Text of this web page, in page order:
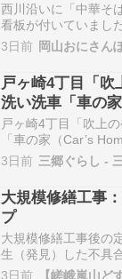
西川沿いに「中華そ
看板が付いていまし
店さんがあったとこ
地図ではここ↓ 住所
７」。 左を見ると野
の花時計があるあた
通…
3日前 岡山おにさん
戸ヶ崎4丁目「
洗い洗車「車の
オープン
戸ヶ崎4丁目「吹上
「車の家（Car’s
す。 【広告・スポ
車（Car’s Home）
分仕上げ、水シミゼ
（Car’s Home） 店
3日前 三郷ぐらし -
大規模修繕工事
プ
大規模修繕工事後の
生（発見）した不具
合に関しては、昨年
3日前 【嵯峨嵐山ど